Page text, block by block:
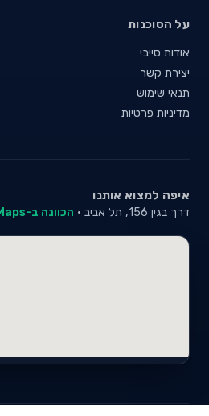
על הסוכנות
אודות סייבי
יצירת קשר
תנאי שימוש
מדיניות פרטיות
איפה למצוא אותנו
דרך בגין 156, תל אביב · הכוונה ב-Google Maps ←